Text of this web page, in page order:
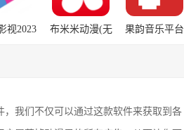
视2023
布米米动漫(无
果韵音乐平台
我们不仅可以通过这款软件来获取到各